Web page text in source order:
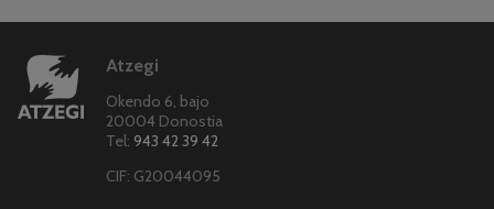
Atzegi
Okendo 6, bajo
20004 Donostia
Tel: 943 42 39 42
CIF: G20044095